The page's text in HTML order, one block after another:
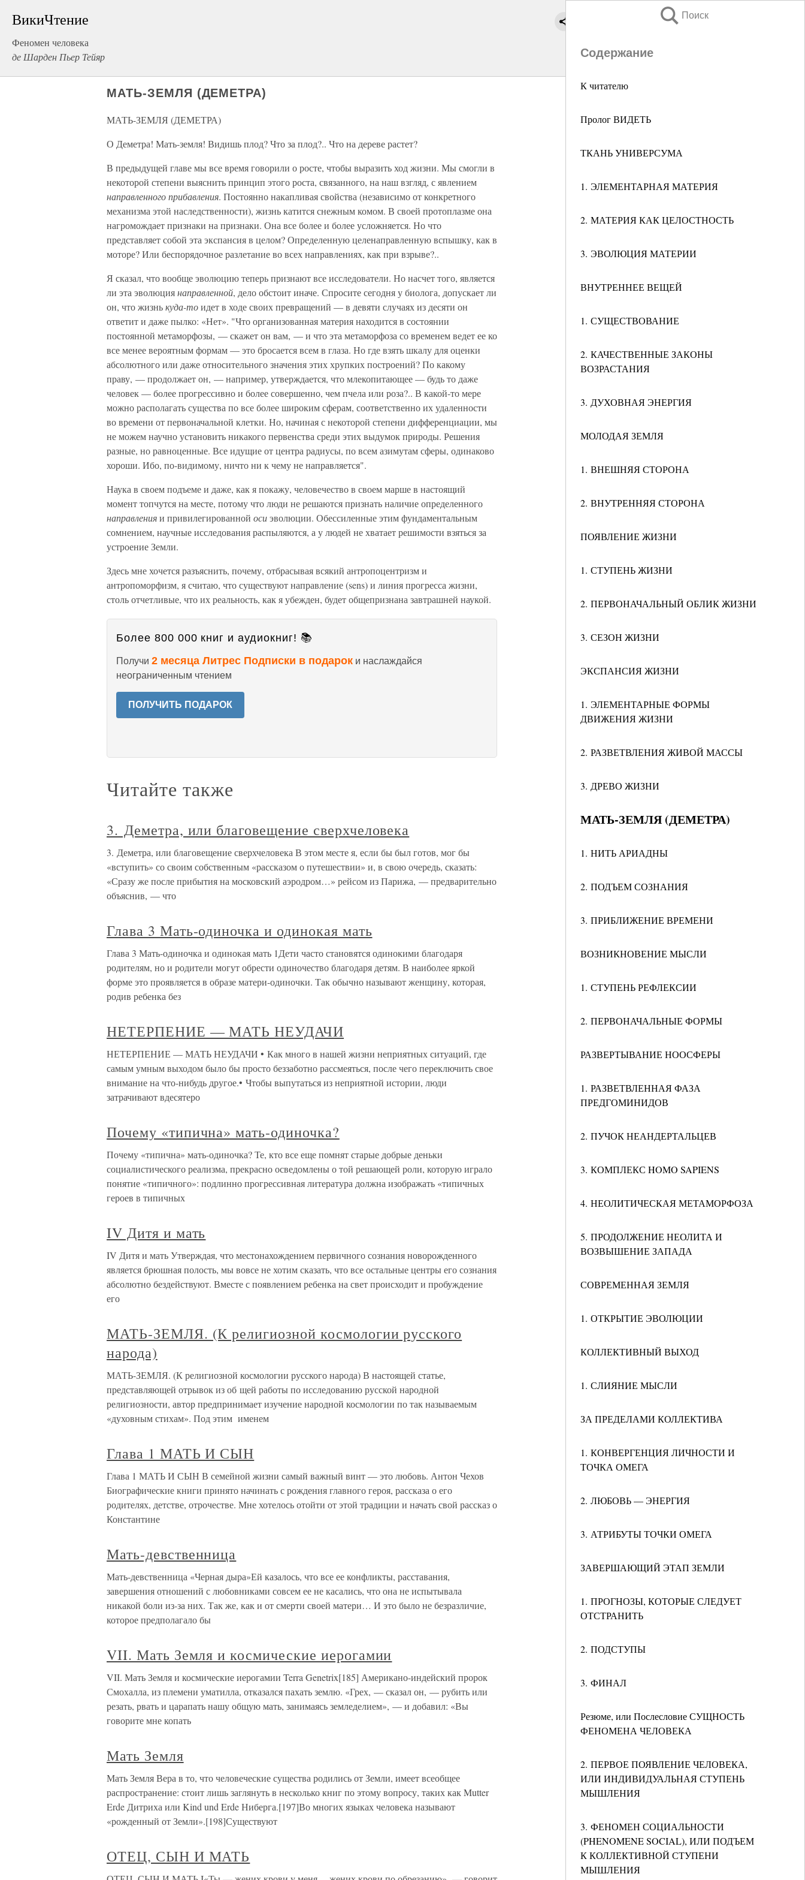
ВикиЧтение
Феномен человека
де Шарден Пьер Тейяр
Поиск
Содержание
К читателю
Пролог ВИДЕТЬ
ТКАНЬ УНИВЕРСУМА
1. ЭЛЕМЕНТАРНАЯ МАТЕРИЯ
2. МАТЕРИЯ КАК ЦЕЛОСТНОСТЬ
3. ЭВОЛЮЦИЯ МАТЕРИИ
ВНУТРЕННЕЕ ВЕЩЕЙ
1. СУЩЕСТВОВАНИЕ
2. КАЧЕСТВЕННЫЕ ЗАКОНЫ
ВОЗРАСТАНИЯ
3. ДУХОВНАЯ ЭНЕРГИЯ
МОЛОДАЯ ЗЕМЛЯ
1. ВНЕШНЯЯ СТОРОНА
2. ВНУТРЕННЯЯ СТОРОНА
ПОЯВЛЕНИЕ ЖИЗНИ
1. СТУПЕНЬ ЖИЗНИ
2. ПЕРВОНАЧАЛЬНЫЙ ОБЛИК ЖИЗНИ
3. СЕЗОН ЖИЗНИ
ЭКСПАНСИЯ ЖИЗНИ
1. ЭЛЕМЕНТАРНЫЕ ФОРМЫ
ДВИЖЕНИЯ ЖИЗНИ
2. РАЗВЕТВЛЕНИЯ ЖИВОЙ МАССЫ
3. ДРЕВО ЖИЗНИ
МАТЬ-ЗЕМЛЯ (ДЕМЕТРА)
1. НИТЬ АРИАДНЫ
2. ПОДЪЕМ СОЗНАНИЯ
3. ПРИБЛИЖЕНИЕ ВРЕМЕНИ
ВОЗНИКНОВЕНИЕ МЫСЛИ
1. СТУПЕНЬ РЕФЛЕКСИИ
2. ПЕРВОНАЧАЛЬНЫЕ ФОРМЫ
РАЗВЕРТЫВАНИЕ НООСФЕРЫ
1. РАЗВЕТВЛЕННАЯ ФАЗА
ПРЕДГОМИНИДОВ
2. ПУЧОК НЕАНДЕРТАЛЬЦЕВ
3. КОМПЛЕКС HOMO SAPIENS
4. НЕОЛИТИЧЕСКАЯ МЕТАМОРФОЗА
5. ПРОДОЛЖЕНИЕ НЕОЛИТА И
ВОЗВЫШЕНИЕ ЗАПАДА
СОВРЕМЕННАЯ ЗЕМЛЯ
1. ОТКРЫТИЕ ЭВОЛЮЦИИ
КОЛЛЕКТИВНЫЙ ВЫХОД
1. СЛИЯНИЕ МЫСЛИ
ЗА ПРЕДЕЛАМИ КОЛЛЕКТИВА
1. КОНВЕРГЕНЦИЯ ЛИЧНОСТИ И
ТОЧКА ОМЕГА
2. ЛЮБОВЬ — ЭНЕРГИЯ
3. АТРИБУТЫ ТОЧКИ ОМЕГА
ЗАВЕРШАЮЩИЙ ЭТАП ЗЕМЛИ
1. ПРОГНОЗЫ, КОТОРЫЕ СЛЕДУЕТ
ОТСТРАНИТЬ
2. ПОДСТУПЫ
3. ФИНАЛ
Резюме, или Послесловие СУЩНОСТЬ
ФЕНОМЕНА ЧЕЛОВЕКА
2. ПЕРВОЕ ПОЯВЛЕНИЕ ЧЕЛОВЕКА,
ИЛИ ИНДИВИДУАЛЬНАЯ СТУПЕНЬ
МЫШЛЕНИЯ
3. ФЕНОМЕН СОЦИАЛЬНОСТИ
(PHENOMENE SOCIAL), ИЛИ ПОДЪЕМ
К КОЛЛЕКТИВНОЙ СТУПЕНИ
МЫШЛЕНИЯ
МАТЬ-ЗЕМЛЯ (ДЕМЕТРА)
МАТЬ-ЗЕМЛЯ (ДЕМЕТРА)
О Деметра! Мать-земля! Видишь плод? Что за плод?.. Что на дереве растет?
В предыдущей главе мы все время говорили о росте, чтобы выразить ход жизни. Мы смогли в
некоторой степени выяснить принцип этого роста, связанного, на наш взгляд, с явлением
направленного прибавления. Постоянно накапливая свойства (независимо от конкретного
механизма этой наследственности), жизнь катится снежным комом. В своей протоплазме она
нагромождает признаки на признаки. Она все более и более усложняется. Но что
представляет собой эта экспансия в целом? Определенную целенаправленную вспышку, как в
моторе? Или беспорядочное разлетание во всех направлениях, как при взрыве?..
Я сказал, что вообще эволюцию теперь признают все исследователи. Но насчет того, является
ли эта эволюциянаправленной, дело обстоит иначе. Спросите сегодня у биолога, допускает ли
он, что жизнькуда-тоидет в ходе своих превращений — в девяти случаях из десяти он
ответит и даже пылко: «Нет». "Что организованная материя находится в состоянии
постоянной метаморфозы, — скажет он вам, — и что эта метаморфоза со временем ведет ее ко
все менее вероятным формам — это бросается всем в глаза. Но где взять шкалу для оценки
абсолютного или даже относительного значения этих хрупких построений? По какому
праву, — продолжает он, — например, утверждается, что млекопитающее — будь то даже
человек — более прогрессивно и более совершенно, чем пчела или роза?.. В какой-то мере
можно располагать существа по все более широким сферам, соответственно их удаленности
во времени от первоначальной клетки. Но, начиная с некоторой степени дифференциации, мы
не можем научно установить никакого первенства среди этих выдумок природы. Решения
разные, но равноценные. Все идущие от центра радиусы, по всем азимутам сферы, одинаково
хороши. Ибо, по-видимому, ничто ни к чему не направляется".
Наука в своем подъеме и даже, как я покажу, человечество в своем марше в настоящий
момент топчутся на месте, потому что люди не решаются признать наличие определенного
направленияи привилегированной осиэволюции. Обессиленные этим фундаментальным
сомнением, научные исследования распыляются, а у людей не хватает решимости взяться за
устроение Земли.
Здесь мне хочется разъяснить, почему, отбрасывая всякий антропоцентризм и
антропоморфизм, я считаю, что существуют направление (sens) и линия прогресса жизни,
столь отчетливые, что их реальность, как я убежден, будет общепризнана завтрашней наукой.
Более 800 000 книг и аудиокниг! 📚
Получи 2 месяца Литрес Подписки в подарок и наслаждайся
неограниченным чтением
ПОЛУЧИТЬ ПОДАРОК
Читайте также
3. Деметра, или благовещение сверхчеловека
3. Деметра, или благовещение сверхчеловека В этом месте я, если бы был готов, мог бы
«вступить» со своим собственным «рассказом о путешествии» и, в свою очередь, сказать:
«Сразу же после прибытия на московский аэродром…» рейсом из Парижа, — предварительно
объяснив, — что
Глава 3 Мать-одиночка и одинокая мать
Глава 3 Мать-одиночка и одинокая мать 1Дети часто становятся одинокими благодаря
родителям, но и родители могут обрести одиночество благодаря детям. В наиболее яркой
форме это проявляется в образе матери-одиночки. Так обычно называют женщину, которая,
родив ребенка без
НЕТЕРПЕНИЕ — МАТЬ НЕУДАЧИ
НЕТЕРПЕНИЕ — МАТЬ НЕУДАЧИ • Как много в нашей жизни неприятных ситуаций, где
самым умным выходом было бы просто беззаботно рассмеяться, после чего переключить свое
внимание на что-нибудь другое.• Чтобы выпутаться из неприятной истории, люди
затрачивают вдесятеро
Почему «типична» мать-одиночка?
Почему «типична» мать-одиночка? Те, кто все еще помнят старые добрые деньки
социалистического реализма, прекрасно осведомлены о той решающей роли, которую играло
понятие «типичного»: подлинно прогрессивная литература должна изображать «типичных
героев в типичных
IV Дитя и мать
IV Дитя и мать Утверждая, что местонахождением первичного сознания новорожденного
является брюшная полость, мы вовсе не хотим сказать, что все остальные центры его сознания
абсолютно бездействуют. Вместе с появлением ребенка на свет происходит и пробуждение
его
МАТЬ-ЗЕМЛЯ. (К религиозной космологии русского
народа)
МАТЬ-ЗЕМЛЯ. (К религиозной космологии русского народа) В настоящей статье,
представляющей отрывок из об щей работы по исследованию русской народной
религиозности, автор предпринимает изучение народной космологии по так называемым
«духовным стихам». Под этим именем
Глава 1 МАТЬ И СЫН
Глава 1 МАТЬ И СЫН В семейной жизни самый важный винт — это любовь. Антон Чехов
Биографические книги принято начинать с рождения главного героя, рассказа о его
родителях, детстве, отрочестве. Мне хотелось отойти от этой традиции и начать свой рассказ о
Константине
Мать-девственница
Мать-девственница «Черная дыра»Ей казалось, что все ее конфликты, расставания,
завершения отношений с любовниками совсем ее не касались, что она не испытывала
никакой боли из-за них. Так же, как и от смерти своей матери… И это было не безразличие,
которое предполагало бы
VII. Мать Земля и космические иерогамии
VII. Мать Земля и космические иерогамии Terra Genetrix[185] Американо-индейский пророк
Смохалла, из племени уматилла, отказался пахать землю. «Грех, — сказал он, — рубить или
резать, рвать и царапать нашу общую мать, занимаясь земледелием», — и добавил: «Вы
говорите мне копать
Мать Земля
Мать Земля Вера в то, что человеческие существа родились от Земли, имеет всеобщее
распространение: стоит лишь заглянуть в несколько книг по этому вопросу, таких как Mutter
Erde Дитриха или Kind und Erde Ниберга.[197]Во многих языках человека называют
«рожденный от Земли».[198]Существуют
ОТЕЦ, СЫН И МАТЬ